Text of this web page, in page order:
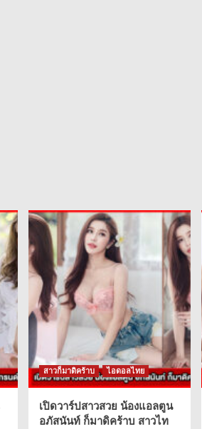
สาวก็มาดิคร้าบ ไอดอลไทย
เปิดวาร์ปสาวสวย น้องแอลตูน
อภัสนันท์ ก็มาดิคร้าบ สาวไท